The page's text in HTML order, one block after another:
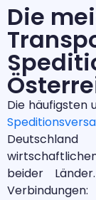
Die
Die häufigsten
beider
Verbindungen: